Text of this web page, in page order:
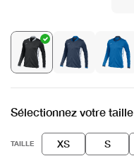
Sélectionnez votre taille
TAILLE XS S